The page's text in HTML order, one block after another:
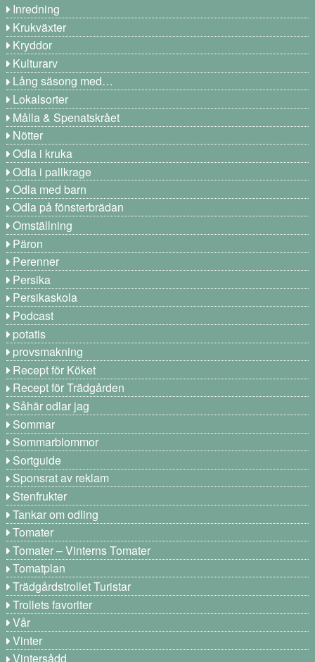
Inredning
Krukväxter
Kryddor
Kulturarv
Lång säsong med…
Lokalsorter
Målla & Spenatskrået
Nötter
Odla i kruka
Odla i pallkrage
Odla med barn
Odla på fönsterbrädan
Omställning
Päron
Perenner
Persika
Persikaskola
Podcast
potatis
provsmakning
Recept för Köket
Recept för Trädgården
Såhär odlar jag
Sommar
Sommarblommor
Sortguide
Sponsrat av reklam
Stenfrukter
Tankar om odling
Tomater
Tomater – Vinterns Tomater
Tomatplan
Trädgårdstrollet Turistar
Trollets favoriter
Vår
Vinter
Vintersådd